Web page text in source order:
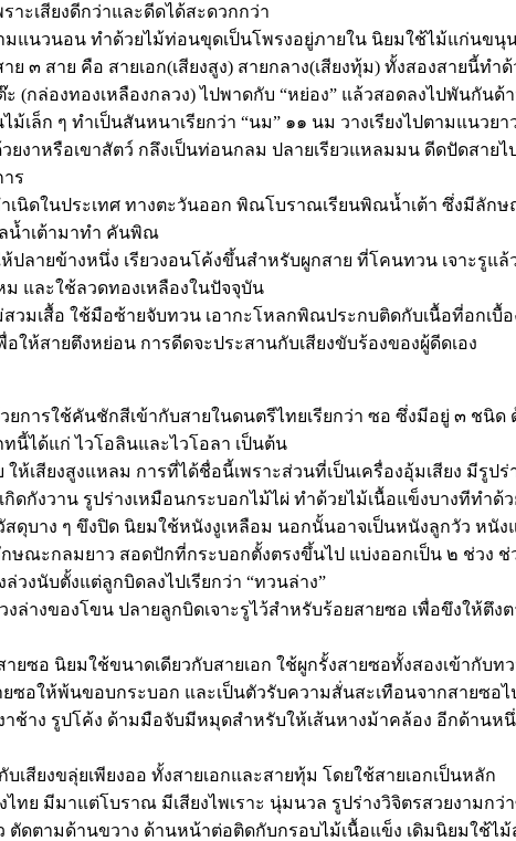
าะเสียงดีกว่าและดีดได้สะดวกกว่า
มแนวนอน ทำด้วยไม้ท่อนขุดเป็นโพรงอยู่ภายใน นิยมใช้ไม้แก่นขนุ
๓ สาย คือ สายเอก(เสียงสูง) สายกลาง(เสียงทุ้ม) ทั้งสองสายนี้ท
(กล่องทองเหลืองกลวง) ไปพาดกับ “หย่อง” แล้วสอดลงไปพันกั
ม้เล็ก ๆ ทำเป็นสันหนาเรียกว่า “นม” ๑๑ นม วางเรียงไปตามแน
วยงาหรือเขาสัตว์ กลึงเป็นท่อนกลม ปลายเรียวแหลมมน ดีดปัดส
าร
นิดในประเทศ ทางตะวันออก พิณโบราณเรียนพิณน้ำเต้า ซึ่งมีลัก
ลน้ำเต้ามาทำ คันพิณ
ปลายข้างหนึ่ง เรียวงอนโค้งขึ้นสำหรับผูกสาย ที่โคนทวน เจาะรู
และใช้ลวดทองเหลืองในปัจจุบัน
วมเสื้อ ใช้มือซ้ายจับทวน เอากะโหลกพิณประกบติดกับเนื้อที่อกเบื้
ให้สายตึงหย่อน การดีดจะประสานกับเสียงขับร้องของผู้ดีดเอง
วยการใช้คันชักสีเข้ากับสายในดนตรีไทยเรียกว่า ซอ ซึ่งมีอยู่ ๓ ช
นี้ได้แก่ ไวโอลินและไวโอลา เป็นต้น
ห้เสียงสูงแหลม การที่ได้ชื่อนี้เพราะส่วนที่เป็นเครื่องอุ้มเสียง มีรู
กิดกังวาน รูปร่างเหมือนกระบอกไม้ไผ่ ทำด้วยไม้เนื้อแข็งบางทีทำ
ดุบาง ๆ ขึงปิด นิยมใช้หนังงูเหลือม นอกนั้นอาจเป็นหนังลูกวัว หนั
ษณะกลมยาว สอดปักที่กระบอกตั้งตรงขึ้นไป แบ่งออกเป็น ๒ ช่วง
วงนับตั้งแต่ลูกบิดลงไปเรียกว่า “ทวนล่าง”
ล่างของโขน ปลายลูกบิดเจาะรูไว้สำหรับร้อยสายซอ เพื่อขึงให้
ายซอ นิยมใช้ขนาดเดียวกับสายเอก ใช้ผูกรั้งสายซอทั้งสองเข้ากับท
ซอให้พ้นขอบกระบอก และเป็นตัวรับความสั่นสะเทือนจากสายซอ
ช้าง รูปโค้ง ด้ามมือจับมีหมุดสำหรับให้เส้นหางม้าคล้อง อีกด้านห
บเสียงขลุ่ยเพียงออ ทั้งสายเอกและสายทุ้ม โดยใช้สายเอกเป็นหลัก
ทย มีมาแต่โบราณ มีเสียงไพเราะ นุ่มนวล รูปร่างวิจิตรสวยงาม
ตัดตามด้านขวาง ด้านหน้าต่อติดกับกรอบไม้เนื้อแข็ง เดิมนิยมใช้